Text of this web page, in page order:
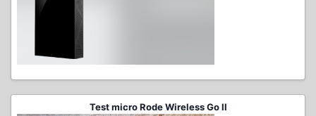
Test micro Rode Wireless Go II